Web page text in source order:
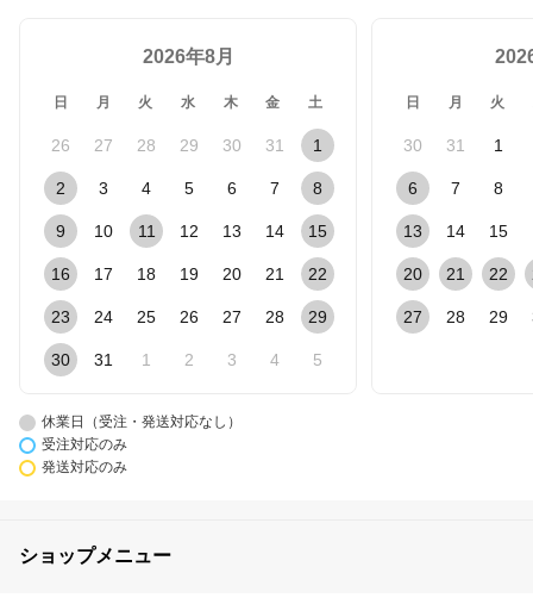
2026年8月
日 月 火 水 木 金 土
26 27 28 29 30 31 1
2 3 4 5 6 7 8
9 10 11 12 13 14 15
16 17 18 19 20 21 22
23 24 25 26 27 28 29
30 31 1 2 3 4 5
日 月 火
30 31 1
6 7 8
13 14 15
20 21 22
27 28 29
休業日（受注・発送対応なし）
受注対応のみ
発送対応のみ
ショップメニュー